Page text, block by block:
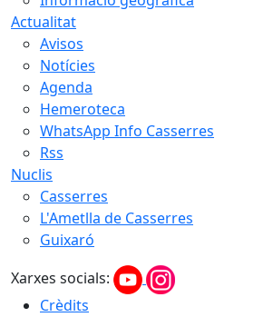
Actualitat
Avisos
Notícies
Agenda
Hemeroteca
WhatsApp Info Casserres
Rss
Nuclis
Casserres
L'Ametlla de Casserres
Guixaró
Xarxes socials:
Crèdits